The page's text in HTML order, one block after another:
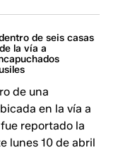
de seis casas
la vía a
de una
en la vía a
reportado la
lunes 10 de abril